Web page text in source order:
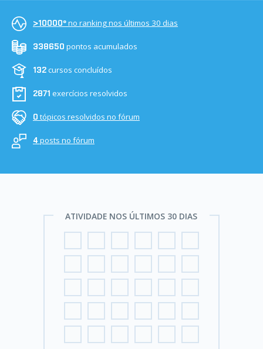
>10000ºno ranking nos últimos 30 dias
338650 pontos acumulados
132cursos concluídos
2871 exercícios resolvidos
0 tópicos resolvidos no fórum
4posts no fórum
ATIVIDADE NOS ÚLTIMOS 30 DIAS